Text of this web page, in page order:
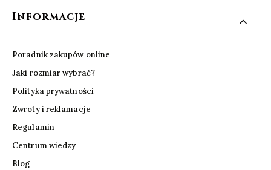
Informacje
Poradnik zakupów online
Jaki rozmiar wybrać?
Polityka prywatności
Zwroty i reklamacje
Regulamin
Centrum wiedzy
Blog